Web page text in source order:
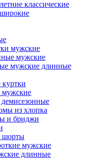
классические
мужские
мужские
мужские длинные
мужские
из хлопка
и бриджи
шорты
мужские
длинные